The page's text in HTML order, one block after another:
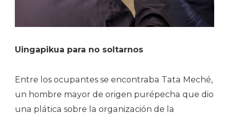
Uingapikua para no soltarnos
Entre los ocupantes se encontraba Tata Meché,
un hombre mayor de origen purépecha que dio
una plática sobre la organización de la